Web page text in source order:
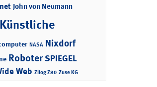
John von Neumann
Künstliche
NASA Nixdorf
RoboterSPIEGEL
Web Zilog Z80 Zuse KG